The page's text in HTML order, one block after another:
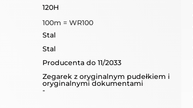
120H
100m = WR100
Stal
Stal
Producenta do 11/2033
Zegarek z oryginalnym pudełkiem i
oryginalnymi dokumentami
-